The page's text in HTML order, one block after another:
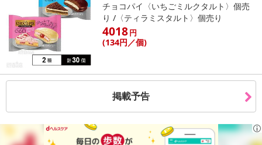
チョコパイ〈いちごミルクタルト〉個売
り /〈ティラミスタルト〉個売り
4018円
(134円／個)
掲載予告